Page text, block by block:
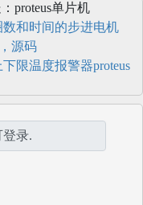
proteus单片机
数和时间的步进电机
源码
限温度报警器proteus